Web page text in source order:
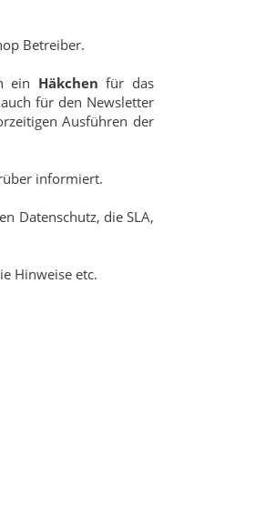
Betreiber.
ein Häkchen für das
für den Newsletter
Ausführen der
informiert.
Datenschutz, die SLA,
Hinweise etc.